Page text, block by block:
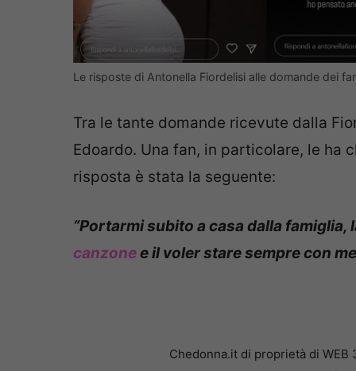
Le risposte di Antonella Fiordelisi alle domande dei
Tra le tante domande ricevute dalla
Edoardo. Una fan, in particolare, le ha
risposta è stata la seguente:
“Portarmi subito a casa dalla
canzonee il voler stare sempre con
Chedonna.it di proprietà di WEB